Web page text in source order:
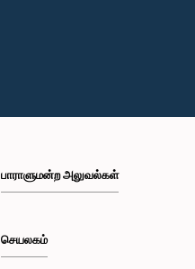
பாராளுமன்ற அலுவல்கள்
செயலகம்